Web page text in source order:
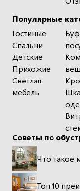
Популярные
Гостиные
Спальни
Детские
Прихожие
Светлая
мебель
Советы по
Что такое
Топ 10